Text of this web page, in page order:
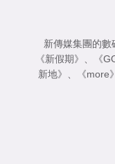
新傳媒集團的
《新假期》 、 《
新地》 、 《more》